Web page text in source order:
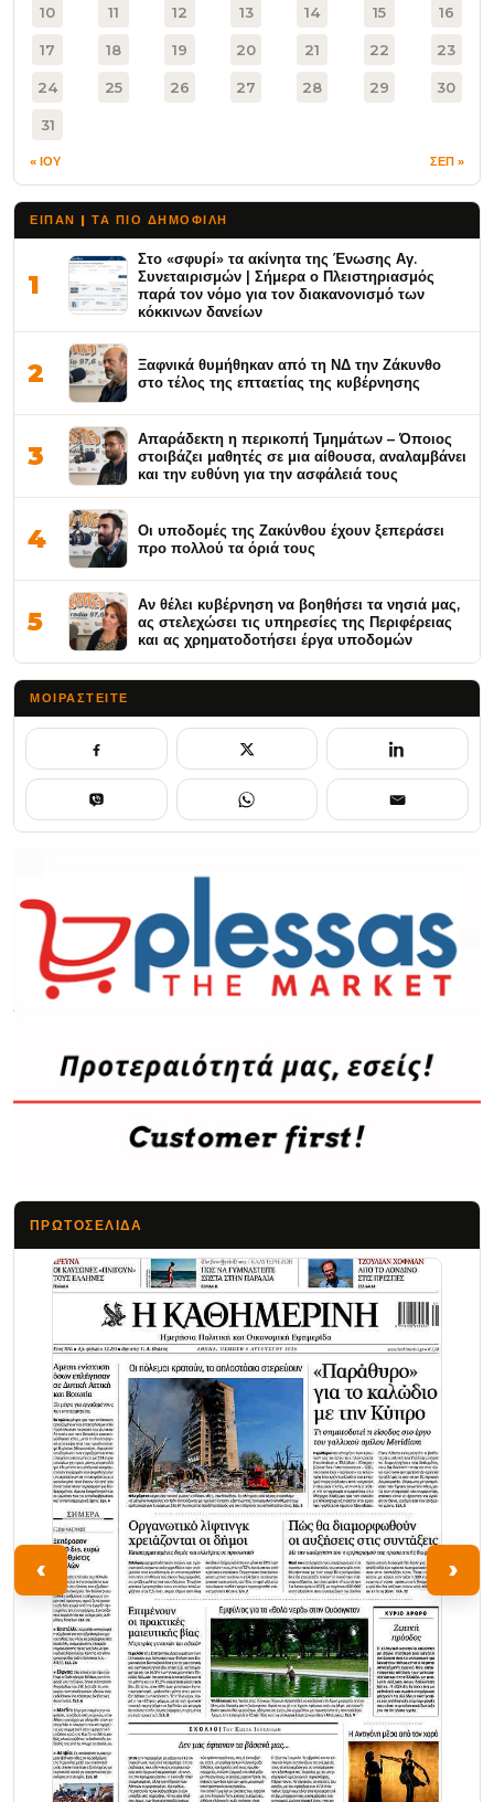
10 11 12 13 14 15 16
17 18 19 20 21 22 23
24 25 26 27 28 29 30
31
« ΙΟΥ ΣΕΠ »
ΕΙΠΑΝ | ΤΑ ΠΙΟ ΔΗΜΟΦΙΛΉ
1
Στο «σφυρί» τα ακίνητα της Ένωσης Αγ.
Συνεταιρισμών | Σήμερα ο Πλειστηριασμός
παρά τον νόμο για τον διακανονισμό των
κόκκινων δανείων
2
Ξαφνικά θυμήθηκαν από τη ΝΔ την Ζάκυνθο
στο τέλος της επταετίας της κυβέρνησης
3
Απαράδεκτη η περικοπή Τμημάτων – Όποιος
στοιβάζει μαθητές σε μια αίθουσα, αναλαμβάνει
και την ευθύνη για την ασφάλειά τους
4
Οι υποδομές της Ζακύνθου έχουν ξεπεράσει
προ πολλού τα όριά τους
5
Αν θέλει κυβέρνηση να βοηθήσει τα νησιά μας,
ας στελεχώσει τις υπηρεσίες της Περιφέρειας
και ας χρηματοδοτήσει έργα υποδομών
ΜΟΙΡΑΣΤΕΊΤΕ
ΠΡΩΤΟΣΈΛΙΔΑ
‹ ›